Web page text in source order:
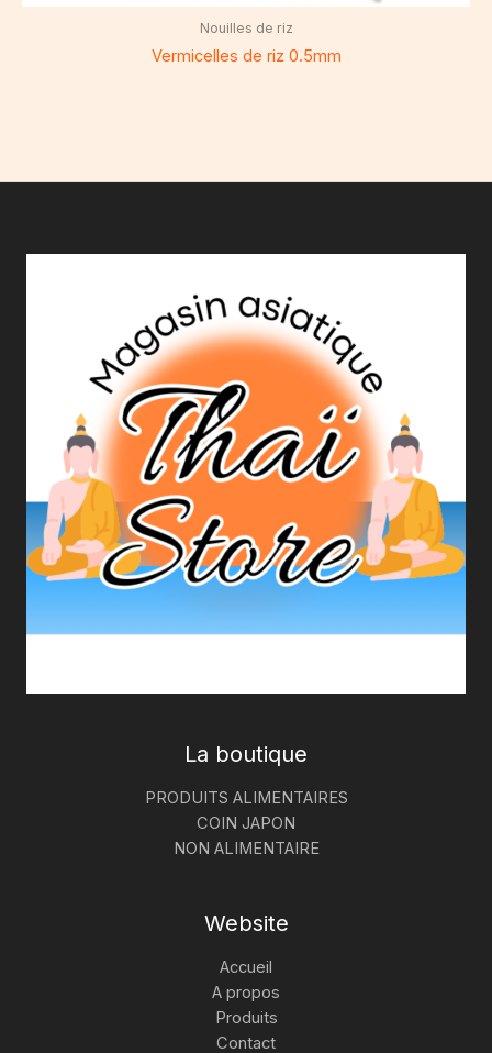
Nouilles de riz
Vermicelles de riz 0.5mm
La boutique
PRODUITS ALIMENTAIRES
COIN JAPON
NON ALIMENTAIRE
Website
Accueil
A propos
Produits
Contact